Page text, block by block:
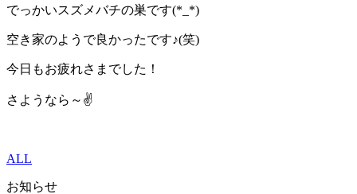
でっかいスズメバチの巣です(*_*)
空き家のようで良かったです♪(笑)
今日もお疲れさまでした！
さようなら～✌
ALL
お知らせ